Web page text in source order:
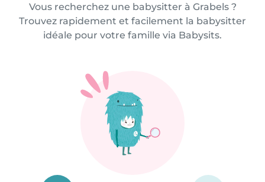
Vous recherchez une babysitter à Grabels ?
Trouvez rapidement et facilement la babysitter
idéale pour votre famille via Babysits.